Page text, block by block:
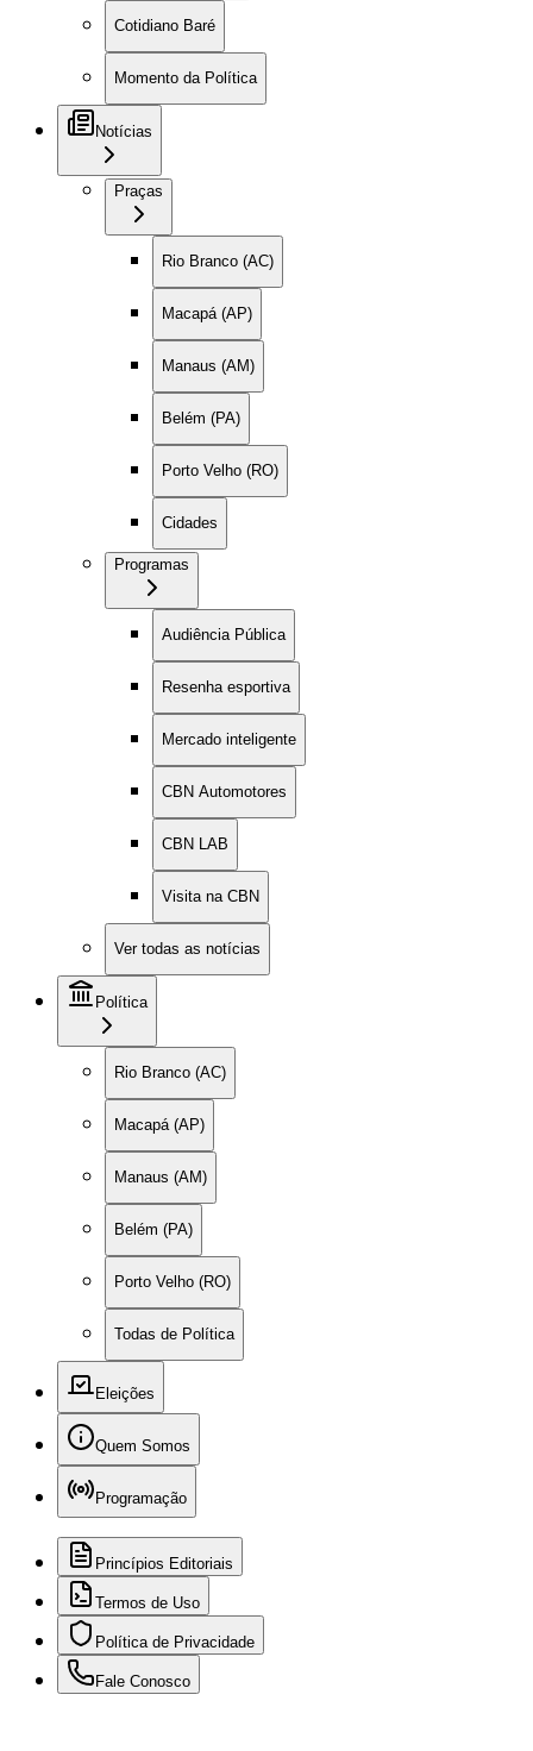
Cotidiano Baré
Momento da Política
Notícias
Praças
Rio Branco (AC)
Macapá (AP)
Manaus (AM)
Belém (PA)
Porto Velho (RO)
Cidades
Programas
Audiência Pública
Resenha esportiva
Mercado inteligente
CBN Automotores
CBN LAB
Visita na CBN
Ver todas as notícias
Política
Rio Branco (AC)
Macapá (AP)
Manaus (AM)
Belém (PA)
Porto Velho (RO)
Todas de Política
Eleições
Quem Somos
Programação
Princípios Editoriais
Termos de Uso
Política de Privacidade
Fale Conosco